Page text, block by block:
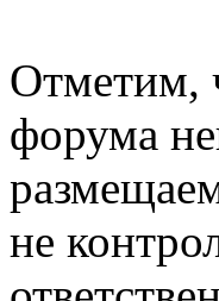
Отметим,
форума
не